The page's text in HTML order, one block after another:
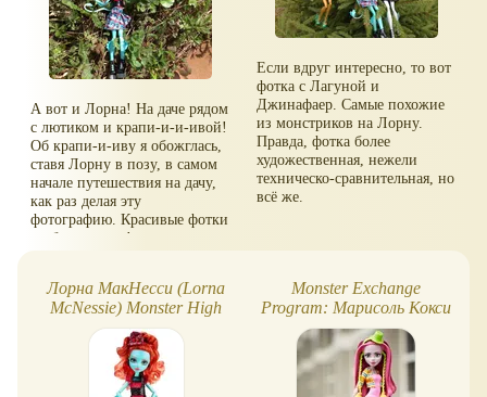
А вот и Лорна! На даче рядом
с лютиком и крапи-и-и-ивой!
Об крапи-и-иву я обожглась,
ставя Лорну в позу, в самом
начале путешествия на дачу,
как раз делая эту
фотографию. Красивые фотки
требуют жертв!
Если вдруг интересно, то вот
фотка с Лагуной и
Джинафаер. Самые похожие
из монстриков на Лорну.
Правда, фотка более
художественная, нежели
техническо-сравнительная, но
всё же.
Лорна МакНесси (Lorna
McNessie) Monster High
Monster Exchange
Program: Марисоль Кокси